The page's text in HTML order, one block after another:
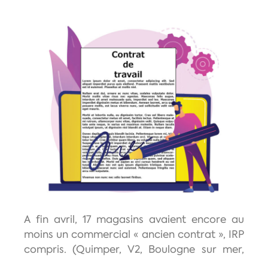
A fin avril, 17 magasins avaient encore au
moins un commercial « ancien contrat », IRP
compris. (Quimper, V2, Boulogne sur mer,